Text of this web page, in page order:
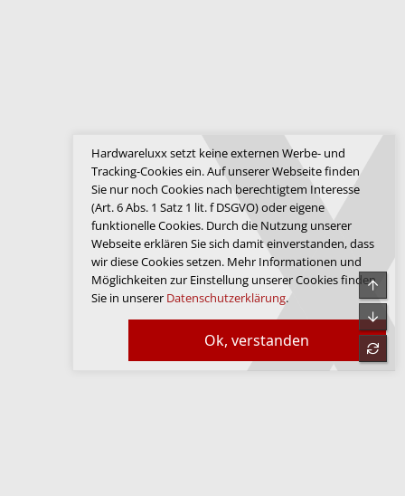
Ok, verstanden
Hardwareluxx setzt keine externen Werbe- und
Tracking-Cookies ein. Auf unserer Webseite finden
Sie nur noch Cookies nach berechtigtem Interesse
(Art. 6 Abs. 1 Satz 1 lit. f DSGVO) oder eigene
funktionelle Cookies. Durch die Nutzung unserer
Webseite erklären Sie sich damit einverstanden, dass
wir diese Cookies setzen. Mehr Informationen und
Möglichkeiten zur Einstellung unserer Cookies finden
Sie in unserer Datenschutzerklärung.